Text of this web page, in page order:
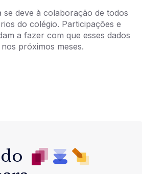
se deve à colaboração de todos
do colégio. Participações e
a fazer com que esses dados
próximos meses.